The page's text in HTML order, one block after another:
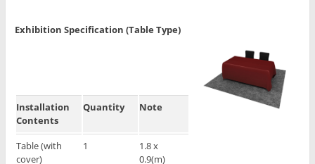
Exhibition Specification (Table Type)
Installation
Contents
Quantity Note
Table (with
cover)
1
1.8 x
0.9(m)